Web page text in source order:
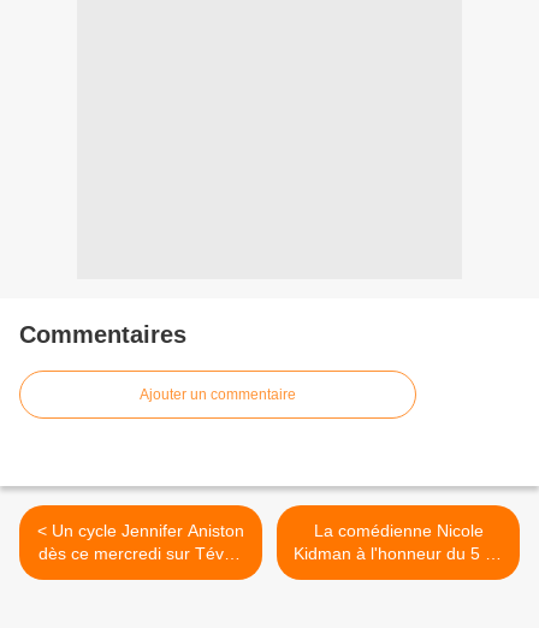
Commentaires
Ajouter un commentaire
< Un cycle Jennifer Aniston
dès ce mercredi sur Téva :
Un portrait et 4 films.
La comédienne Nicole
Kidman à l'honneur du 5 au
8 juin sur ARTE. >